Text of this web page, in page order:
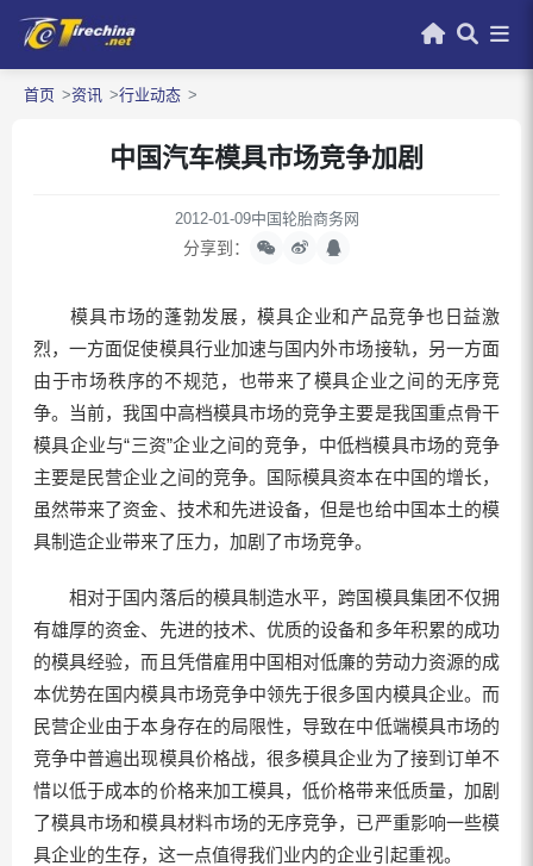
首页 资讯 行业动态
中国汽车模具市场竞争加剧
2012-01-09中国轮胎商务网
分享到：
模具市场的蓬勃发展，模具企业和产品竞争也日益激
烈，一方面促使模具行业加速与国内外市场接轨，另一方面
由于市场秩序的不规范，也带来了模具企业之间的无序竞
争。当前，我国中高档模具市场的竞争主要是我国重点骨干
模具企业与“三资”企业之间的竞争，中低档模具市场的竞争
主要是民营企业之间的竞争。国际模具资本在中国的增长，
虽然带来了资金、技术和先进设备，但是也给中国本土的模
具制造企业带来了压力，加剧了市场竞争。
相对于国内落后的模具制造水平，跨国模具集团不仅拥
有雄厚的资金、先进的技术、优质的设备和多年积累的成功
的模具经验，而且凭借雇用中国相对低廉的劳动力资源的成
本优势在国内模具市场竞争中领先于很多国内模具企业。而
民营企业由于本身存在的局限性，导致在中低端模具市场的
竞争中普遍出现模具价格战，很多模具企业为了接到订单不
惜以低于成本的价格来加工模具，低价格带来低质量，加剧
了模具市场和模具材料市场的无序竞争，已严重影响一些模
具企业的生存，这一点值得我们业内的企业引起重视。